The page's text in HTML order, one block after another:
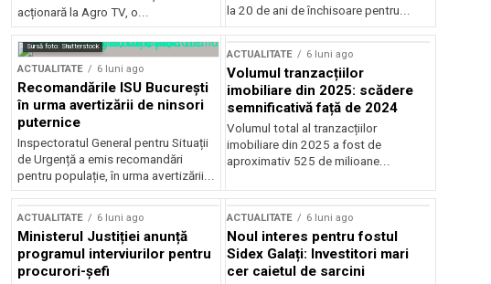
acționară la Agro TV, o...
la 20 de ani de închisoare pentru...
Sursă foto: Shutterstock
ACTUALITATE 6 luni ago
Recomandările ISU București
în urma avertizării de ninsori
puternice
Inspectoratul General pentru Situații
de Urgență a emis recomandări
pentru populație, în urma avertizării...
ACTUALITATE 6 luni ago
Volumul tranzacțiilor
imobiliare din 2025: scădere
semnificativă față de 2024
Volumul total al tranzacțiilor
imobiliare din 2025 a fost de
aproximativ 525 de milioane...
ACTUALITATE 6 luni ago
Ministerul Justiției anunță
programul interviurilor pentru
procurori-șefi
ACTUALITATE 6 luni ago
Noul interes pentru fostul
Sidex Galați: Investitori mari
cer caietul de sarcini